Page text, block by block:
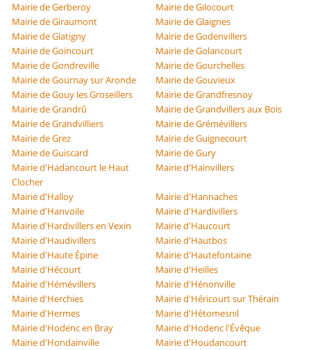
Mairie de Gerberoy
Mairie de Gilocourt
Mairie de Giraumont
Mairie de Glaignes
Mairie de Glatigny
Mairie de Godenvillers
Mairie de Goincourt
Mairie de Golancourt
Mairie de Gondreville
Mairie de Gourchelles
Mairie de Gournay sur Aronde
Mairie de Gouvieux
Mairie de Gouy les Groseillers
Mairie de Grandfresnoy
Mairie de Grandrû
Mairie de Grandvillers aux Bois
Mairie de Grandvilliers
Mairie de Grémévillers
Mairie de Grez
Mairie de Guignecourt
Mairie de Guiscard
Mairie de Gury
Mairie d'Hadancourt le Haut
Clocher
Mairie d'Hainvillers
Mairie d'Halloy
Mairie d'Hannaches
Mairie d'Hanvoile
Mairie d'Hardivillers
Mairie d'Hardivillers en Vexin
Mairie d'Haucourt
Mairie d'Haudivillers
Mairie d'Hautbos
Mairie d'Haute Épine
Mairie d'Hautefontaine
Mairie d'Hécourt
Mairie d'Heilles
Mairie d'Hémévillers
Mairie d'Hénonville
Mairie d'Herchies
Mairie d'Héricourt sur Thérain
Mairie d'Hermes
Mairie d'Hétomesnil
Mairie d'Hodenc en Bray
Mairie d'Hodenc l'Évêque
Mairie d'Hondainville
Mairie d'Houdancourt